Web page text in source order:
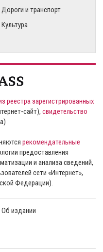
Дороги и транспорт
Культура
реестра зарегистрированных
сайт), свидетельство
рекомендательные
предоставления
и анализа сведений,
сети «Интернет»,
Федерации).
Об издании